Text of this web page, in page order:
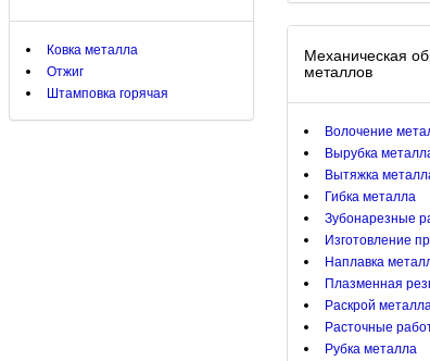
Ковка металла
Отжиг
Штамповка горячая
Механическая
металлов
Волочение
Вырубка
Вытяжка
Гибка металла
Зубонарезные
Изготовление
Наплавка
Плазменная
Раскрой
Расточные
Рубка металла